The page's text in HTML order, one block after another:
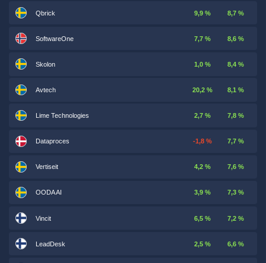
Qbrick 9,9 % 8,7 %
SoftwareOne 7,7 % 8,6 %
Skolon 1,0 % 8,4 %
Avtech 20,2 % 8,1 %
Lime Technologies 2,7 % 7,8 %
Dataproces -1,8 % 7,7 %
Vertiseit 4,2 % 7,6 %
OODA AI 3,9 % 7,3 %
Vincit 6,5 % 7,2 %
LeadDesk 2,5 % 6,6 %